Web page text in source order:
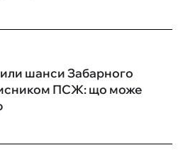
шанси Забарного
ПСЖ: що може